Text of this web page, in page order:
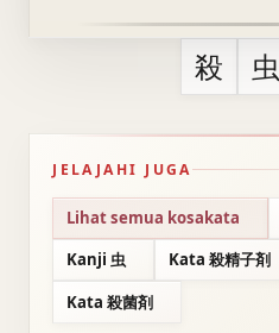
殺 虫
JELAJAHI JUGA
Lihat semua kosakata
Kanji 虫
Kata 殺精子剤
Kata 殺菌剤